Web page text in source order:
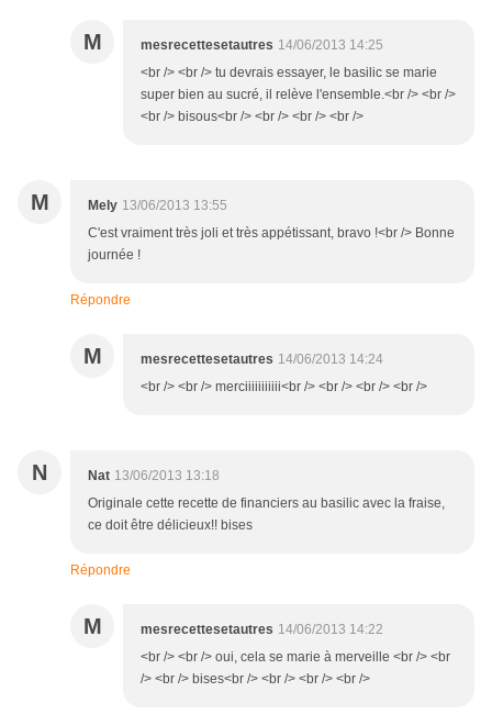
M mesrecettesetautres 14/06/2013 14:25
<br /> <br /> tu devrais essayer, le basilic se marie
super bien au sucré, il relève l'ensemble.<br /> <br />
<br /> bisous<br /> <br /> <br /> <br />
M Mely 13/06/2013 13:55
C'est vraiment très joli et très appétissant, bravo !<br /> Bonne
journée !
Répondre
M mesrecettesetautres 14/06/2013 14:24
<br /> <br /> merciiiiiiiiiii<br /> <br /> <br /> <br />
N Nat 13/06/2013 13:18
Originale cette recette de financiers au basilic avec la fraise,
ce doit être délicieux!! bises
Répondre
M mesrecettesetautres 14/06/2013 14:22
<br /> <br /> oui, cela se marie à merveille <br /> <br
/> <br /> bises<br /> <br /> <br /> <br />